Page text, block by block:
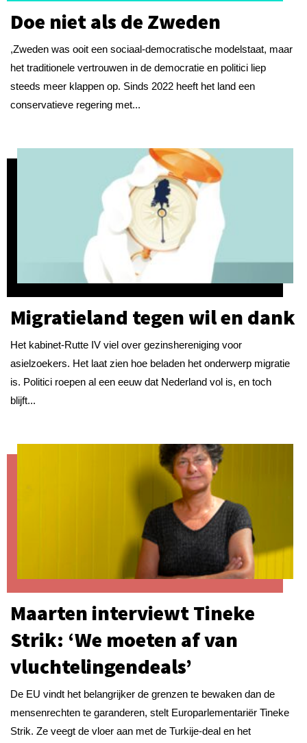
Doe niet als de Zweden
,Zweden was ooit een sociaal-democratische modelstaat, maar
het traditionele vertrouwen in de democratie en politici liep
steeds meer klappen op. Sinds 2022 heeft het land een
conservatieve regering met...
Migratieland tegen wil en dank
Het kabinet-Rutte IV viel over gezinshereniging voor
asielzoekers. Het laat zien hoe beladen het onderwerp migratie
is. Politici roepen al een eeuw dat Nederland vol is, en toch
blijft...
Maarten interviewt Tineke
Strik: ‘We moeten af van
vluchtelingendeals’
De EU vindt het belangrijker de grenzen te bewaken dan de
mensenrechten te garanderen, stelt Europarlementariër Tineke
Strik. Ze veegt de vloer aan met de Turkije-deal en het